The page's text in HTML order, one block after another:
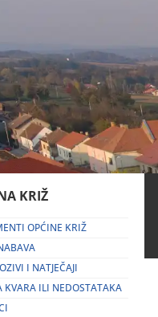
KRIŽ
OPĆINE KRIŽ
I NATJEČAJI
KVARA ILI NEDOSTATAKA